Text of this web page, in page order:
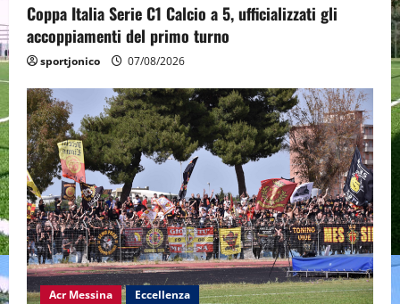
Coppa Italia Serie C1 Calcio a 5, ufficializzati gli
accoppiamenti del primo turno
sportjonico 07/08/2026
Acr Messina Eccellenza